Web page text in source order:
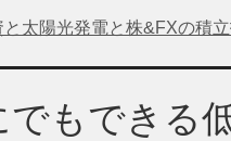
太陽光発電と株&FXの積
でもできる